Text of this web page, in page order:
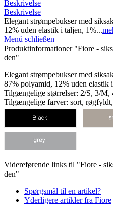
Beskrivelse
Beskrivelse
Elegant strømpebukser med
12% uden elastik i taljen, 1%...
Menü schließen
Produktinformationer "Fiore -
den"
Elegant strømpebukser med
87% polyamid, 12% uden elastik
Tilgængelige størrelser: 2/S, 3/M,
Tilgængelige farver: sort,
Videreførende links til "Fiore -
den"
Spørgsmål til en artikel?
Yderligere artikler fra Fiore